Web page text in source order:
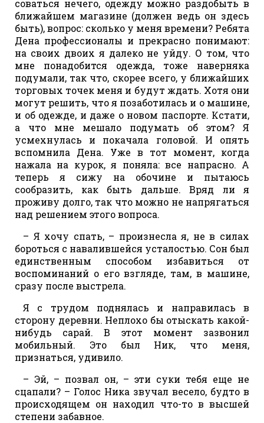
соваться нечего, одежду можно раздобыть в
ближайшем магазине (должен ведь он здесь
быть), вопрос: сколько у меня времени? Ребята
Дена профессионалы и прекрасно понимают:
на своих двоих я далеко не уйду. О том, что
мне понадобится одежда, тоже наверняка
подумали, так что, скорее всего, у ближайших
торговых точек меня и будут ждать. Хотя они
могут решить, что я позаботилась и о машине,
и об одежде, и даже о новом паспорте. Кстати,
а что мне мешало подумать об этом? Я
усмехнулась и покачала головой. И опять
вспомнила Дена. Уже в тот момент, когда
нажала на курок, я поняла: все напрасно. А
теперь я сижу на обочине и пытаюсь
сообразить, как быть дальше. Вряд ли я
проживу долго, так что можно не напрягаться
над решением этого вопроса.
– Я хочу спать, – произнесла я, не в силах
бороться с навалившейся усталостью. Сон был
единственным способом избавиться от
воспоминаний о его взгляде, там, в машине,
сразу после выстрела.
Я с трудом поднялась и направилась в
сторону деревни. Неплохо бы отыскать какой-
нибудь сарай. В этот момент зазвонил
мобильный. Это был Ник, что меня,
признаться, удивило.
– Эй, – позвал он, – эти суки тебя еще не
сцапали? – Голос Ника звучал весело, будто в
происходящем он находил что-то в высшей
степени забавное.